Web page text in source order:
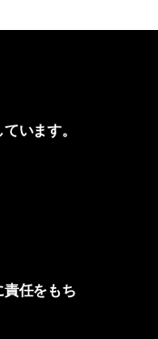
います。
任をもち